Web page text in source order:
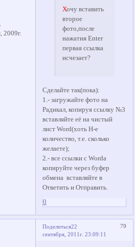
2009г.
Хочу вставить
второе
фото,после
нажатия Enter
первая ссылка
исчезает?
Сделайте так(пока):
1.- загружайте фото на
Радикал, копируя ссылку №3
вставляйте её на чистый
лист Word(хоть Н-е
количество, т.е. сколько
желаете);
2.- все ссылки с Wordа
копируйте через буфер
обмена вставляйте в
Ответить и Отправить.
0
Поделиться 79
22
сентября, 2011г. 23:09:11